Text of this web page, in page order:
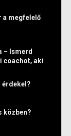
a megfelelő
– Ismerd
coachot, aki
érdekel?
közben?